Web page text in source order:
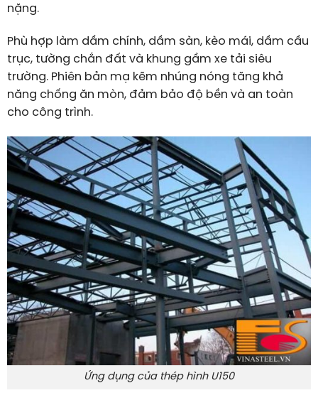
nặng.
Phù hợp làm dầm chính, dầm sàn, kèo mái, dầm cầu
trục, tường chắn đất và khung gầm xe tải siêu
trường. Phiên bản mạ kẽm nhúng nóng tăng khả
năng chống ăn mòn, đảm bảo độ bền và an toàn
cho công trình.
Ứng dụng của thép hình U150